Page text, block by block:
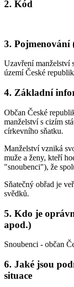
2. Kód
3. Pojmenování
Uzavření manželství
území České
4. Základní
Občan České
manželství s cizím
církevního sňatku.
Manželství vzniká
muže a ženy, kteří
"snoubenci"), že
Sňatečný obřad je
svědků.
5. Kdo je
apod.)
Snoubenci - občan
6. Jaké jsou
situace